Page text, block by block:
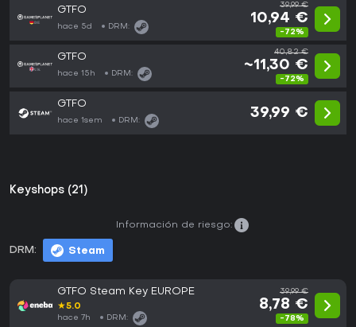
GTFO
hace 5d DRM:
39,99 €
10,94 €
-72%
GTFO
hace 15h DRM:
40,82 €
~11,30 €
-72%
GTFO
hace 1sem DRM:
39,99 €
Keyshops (21)
DRM: Steam
Información de riesgo:
GTFO Steam Key EUROPE
★5.0
hace 7h DRM:
39,99 €
8,78 €
-78%